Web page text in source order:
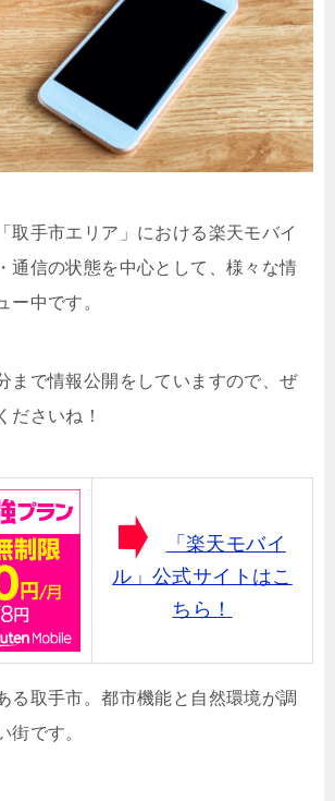
取手市エリア」における楽天モバイ
通信の状態を中心として、様々な情
ー中です。
まで情報公開をしていますので、ぜ
ださいね！
「楽天モバイ
ル」公式サイトはこ
ちら！
る取手市。都市機能と自然環境が調
街です。